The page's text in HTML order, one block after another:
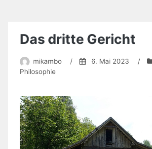
das
Das dritte Gericht
mikambo / 6. Mai 2023
/
Philosophie